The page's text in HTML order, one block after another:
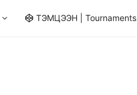
ТЭМЦЭЭН | Tournaments